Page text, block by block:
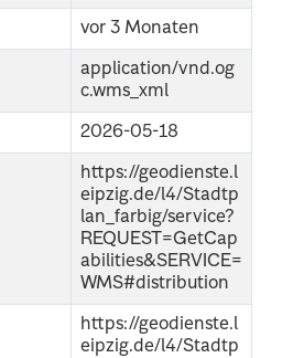
vor 3 Monaten
application/vnd.og
c.wms_xml
2026-05-18
https://geodienste.l
eipzig.de/l4/Stadtp
lan_farbig/service?
REQUEST=GetCap
abilities&SERVICE=
WMS#distribution
https://geodienste.l
eipzig.de/l4/Stadtp